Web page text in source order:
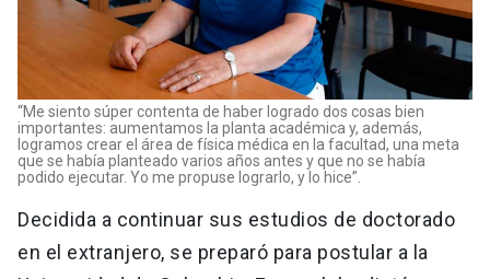
“Me siento súper contenta de haber logrado dos cosas bien
importantes: aumentamos la planta académica y, además,
logramos crear el área de física médica en la facultad, una meta
que se había planteado varios años antes y que no se había
podido ejecutar. Yo me propuse lograrlo, y lo hice”.
Decidida a continuar sus estudios de doctorado
en el extranjero, se preparó para postular a la